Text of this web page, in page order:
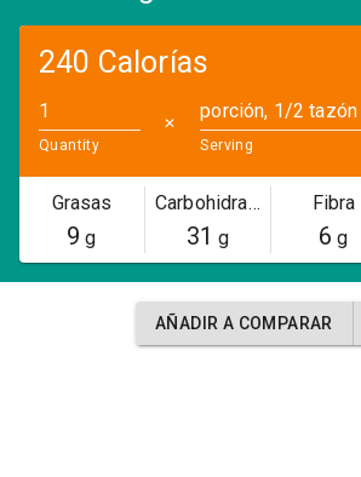
240 Calorías
Quantity
✕
porción, 1/2
Serving
Grasas
9 g
Carbohidratos
31 g
Fibra
6 g
AÑADIR A COMPARAR